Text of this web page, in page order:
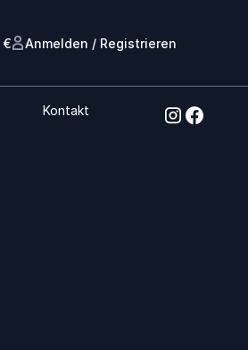
€ Anmelden / Registrieren
Kontakt